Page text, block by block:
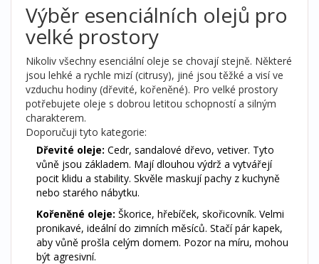
Výběr esenciálních olejů pro
velké prostory
Nikoliv všechny esenciální oleje se chovají stejně. Některé
jsou lehké a rychle mizí (citrusy), jiné jsou těžké a visí ve
vzduchu hodiny (dřevité, kořeněné). Pro velké prostory
potřebujete oleje s dobrou letitou schopností a silným
charakterem.
Doporučuji tyto kategorie:
Dřevité oleje: Cedr, sandalové dřevo, vetiver. Tyto
vůně jsou základem. Mají dlouhou výdrž a vytvářejí
pocit klidu a stability. Skvěle maskují pachy z kuchyně
nebo starého nábytku.
Kořeněné oleje: Škorice, hřebíček, skořicovník. Velmi
pronikavé, ideální do zimních měsíců. Stačí pár kapek,
aby vůně prošla celým domem. Pozor na míru, mohou
být agresivní.